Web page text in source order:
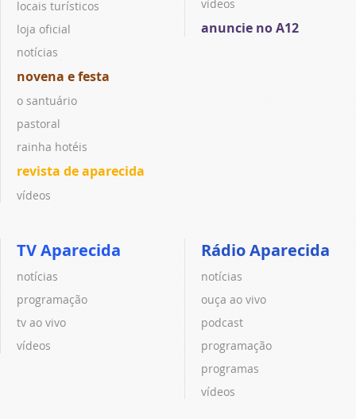
locais turísticos
loja oficial
notícias
novena e festa
o santuário
pastoral
rainha hotéis
revista de aparecida
vídeos
vídeos
anuncie no A12
TV Aparecida
notícias
programação
tv ao vivo
vídeos
Rádio Aparecida
notícias
ouça ao vivo
podcast
programação
programas
vídeos